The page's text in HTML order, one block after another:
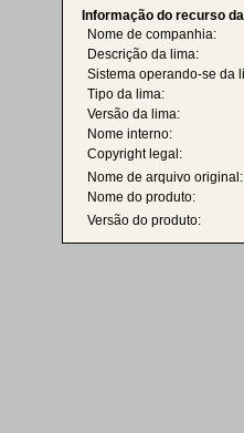
Informação do recurso
Nome de companhia:
Descrição da lima:
Sistema operando-se da
Tipo da lima:
Versão da lima:
Nome interno:
Copyright legal:
Nome de arquivo original:
Nome do produto:
Versão do produto: